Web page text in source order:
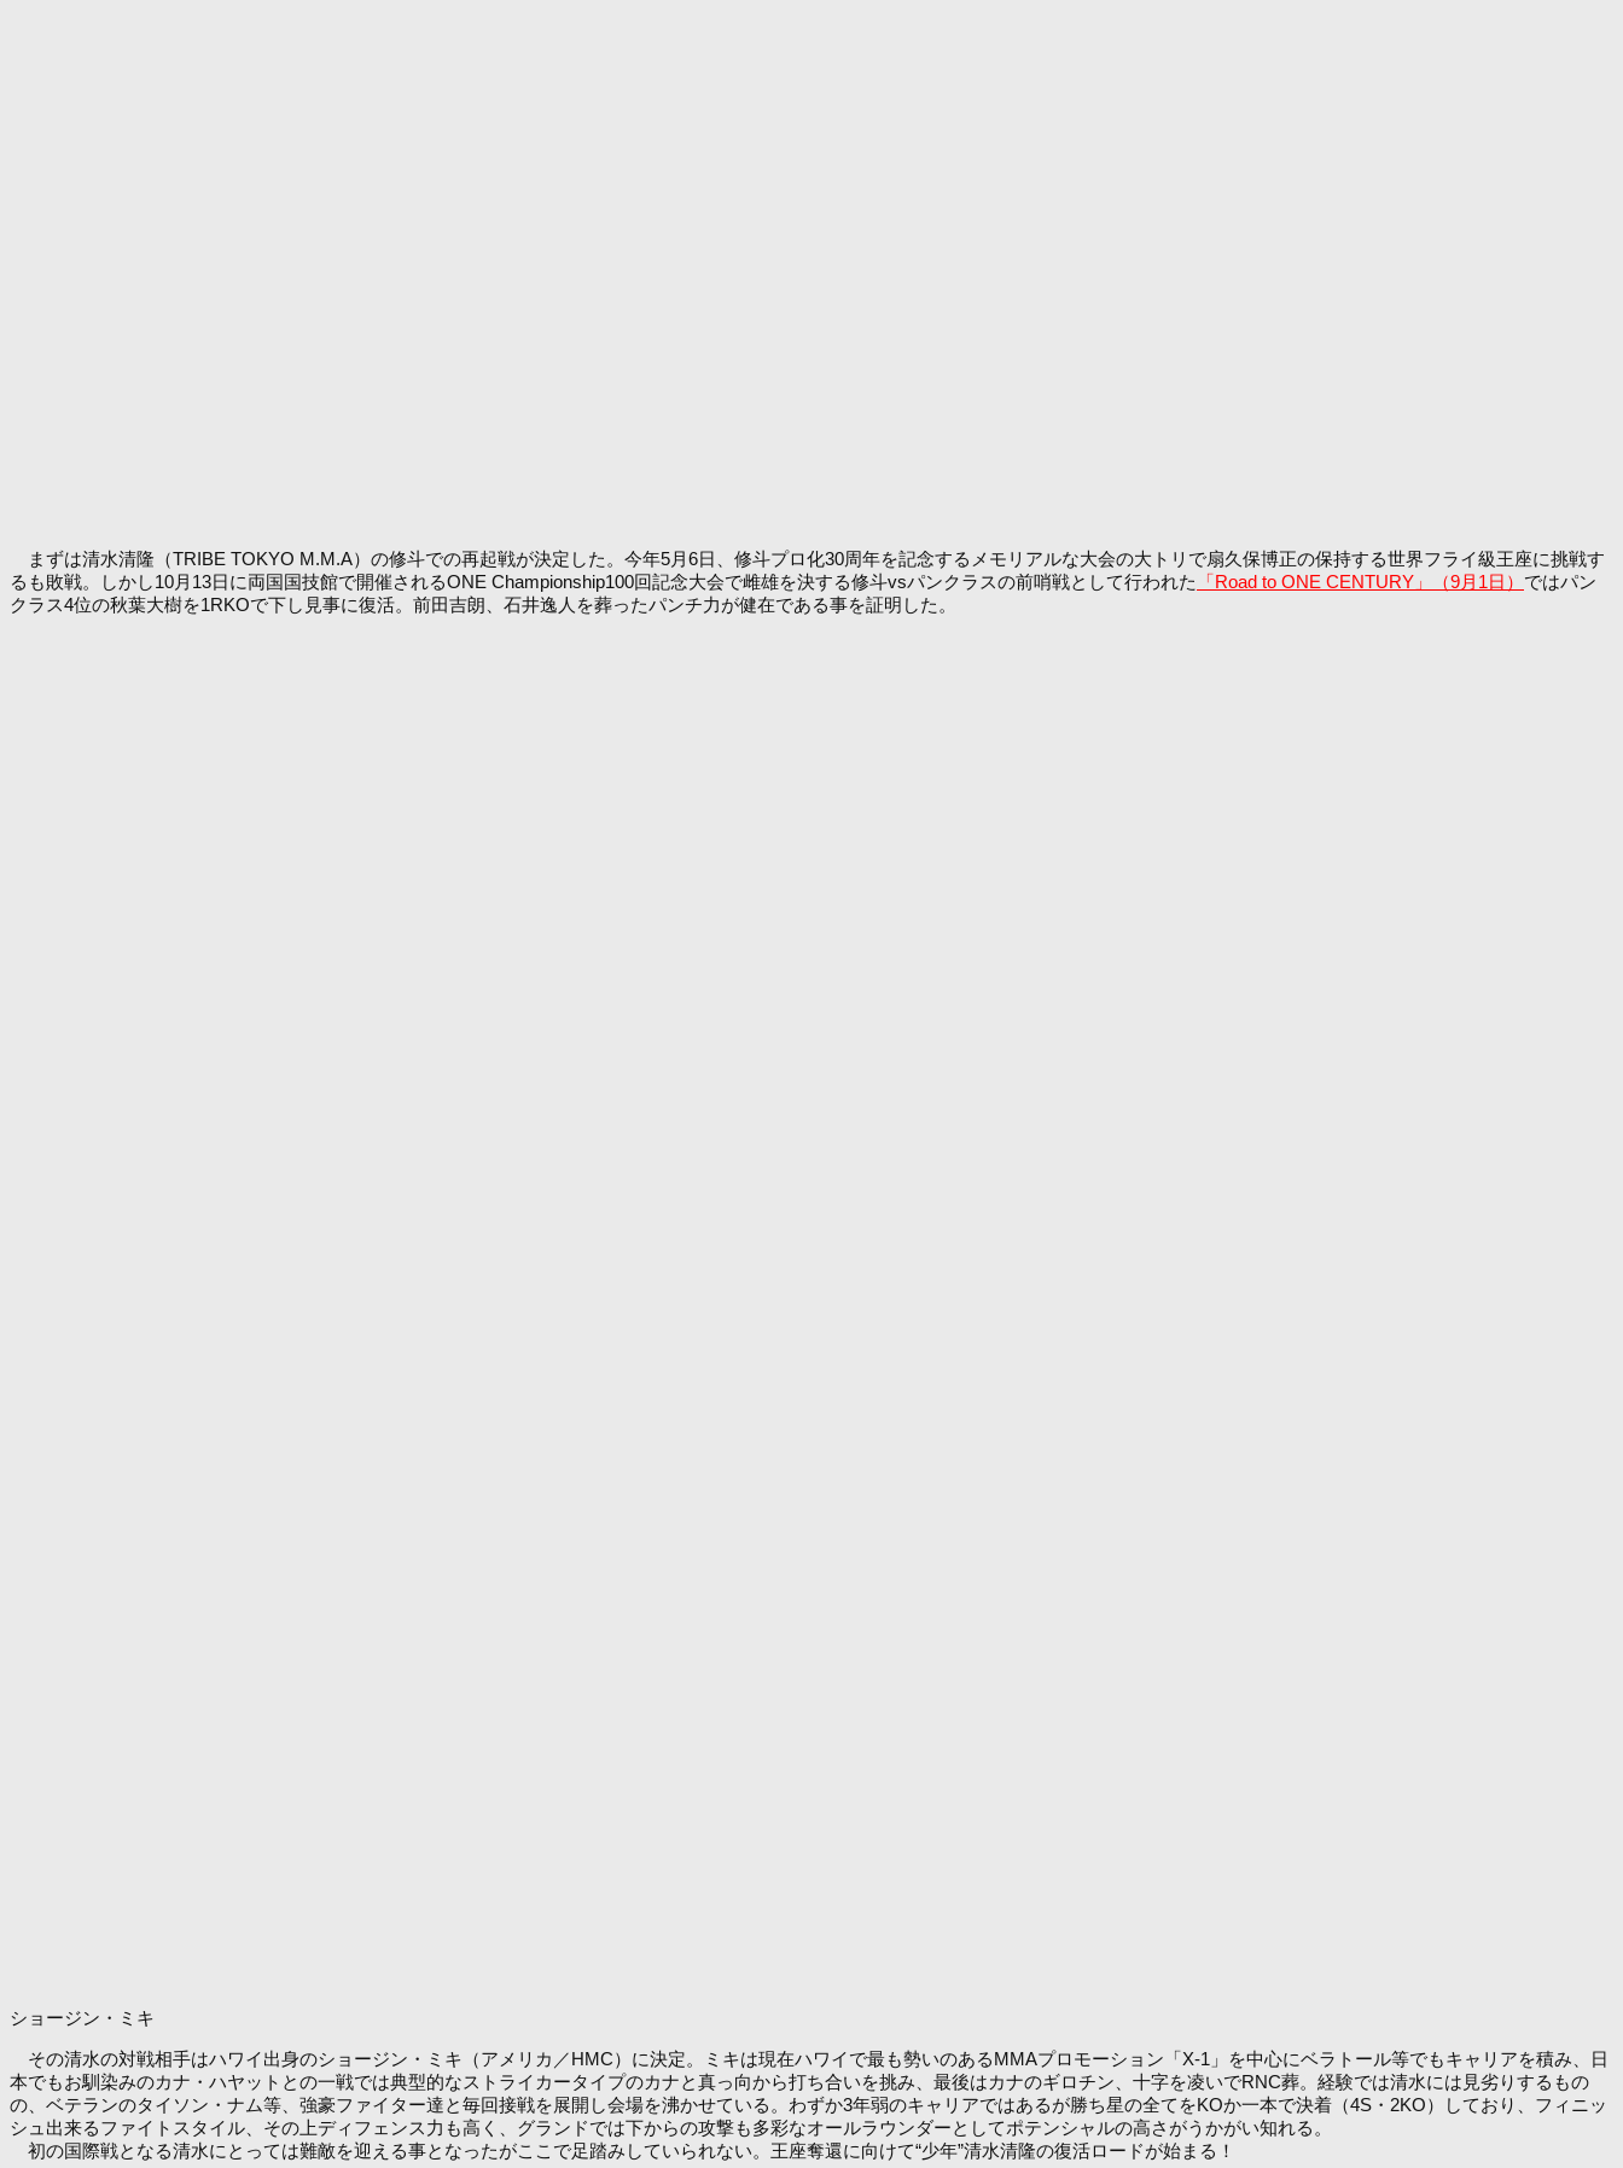
まずは清水清隆（TRIBE TOKYO M.M.A）の修斗での再起戦が決定した。今年5月6日、修斗プロ化30周年を記念するメモリアルな大会の大トリで扇久保博正の保持する世界フライ級王座に挑戦す
るも敗戦。しかし10月13日に両国国技館で開催されるONE Championship100回記念大会で雌雄を決する修斗vsパンクラスの前哨戦として行われた
「Road to ONE CENTURY」（9月1日） ではパン
クラス4位の秋葉大樹を1RKOで下し見事に復活。前田吉朗、石井逸人を葬ったパンチ力が健在である事を証明した。
ショージン・ミキ
その清水の対戦相手はハワイ出身のショージン・ミキ（アメリカ／HMC）に決定。ミキは現在ハワイで最も勢いのあるMMAプロモーション「X-1」を中心にベラトール等でもキャリアを積み、日
本でもお馴染みのカナ・ハヤットとの一戦では典型的なストライカータイプのカナと真っ向から打ち合いを挑み、最後はカナのギロチン、十字を凌いでRNC葬。経験では清水には見劣りするもの
の、ベテランのタイソン・ナム等、強豪ファイター達と毎回接戦を展開し会場を沸かせている。わずか3年弱のキャリアではあるが勝ち星の全てをKOか一本で決着（4S・2KO）しており、フィニッ
シュ出来るファイトスタイル、その上ディフェンス力も高く、グランドでは下からの攻撃も多彩なオールラウンダーとしてポテンシャルの高さがうかがい知れる。
初の国際戦となる清水にとっては難敵を迎える事となったがここで足踏みしていられない。王座奪還に向けて“少年”清水清隆の復活ロードが始まる！